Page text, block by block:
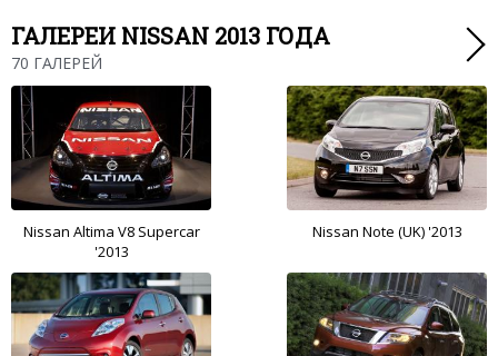
ГАЛЕРЕИ NISSAN 2013 ГОДА
70 ГАЛЕРЕЙ
Nissan Altima V8 Supercar
'2013
Nissan Note (UK) '2013